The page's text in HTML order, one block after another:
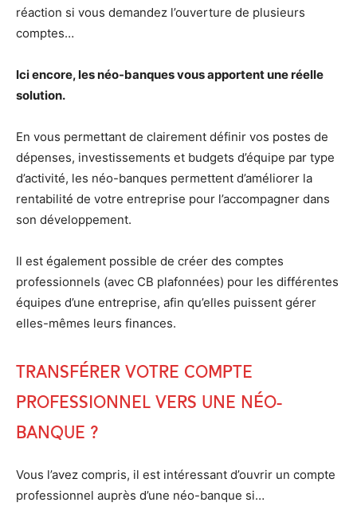
réaction si vous demandez l’ouverture de plusieurs
comptes…
Ici encore, les néo-banques vous apportent une réelle
solution.
En vous permettant de clairement définir vos postes de
dépenses, investissements et budgets d’équipe par type
d’activité, les néo-banques permettent d’améliorer la
rentabilité de votre entreprise pour l’accompagner dans
son développement.
Il est également possible de créer des comptes
professionnels (avec CB plafonnées) pour les différentes
équipes d’une entreprise, afin qu’elles puissent gérer
elles-mêmes leurs finances.
Transférer votre compte
professionnel vers une Néo-
banque ?
Vous l’avez compris, il est intéressant d’ouvrir un compte
professionnel auprès d’une néo-banque si…